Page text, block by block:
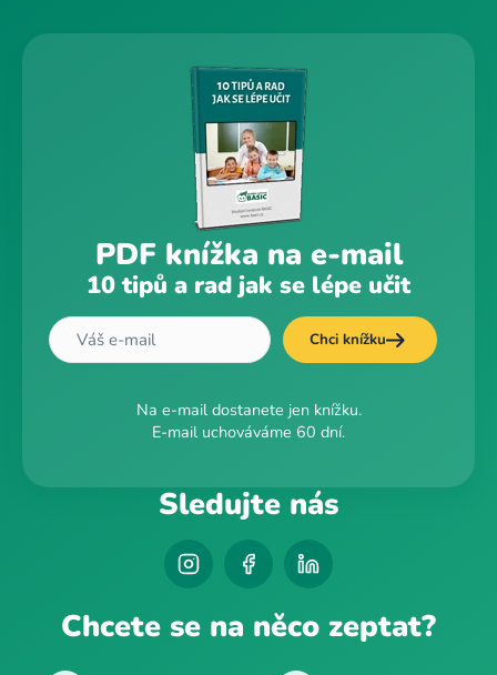
PDF knížka na e-mail
10 tipů a rad jak se lépe učit
Chci knížku
Na e-mail dostanete jen knížku.
E-mail uchováváme 60 dní.
Sledujte nás
Chcete se na něco zeptat?